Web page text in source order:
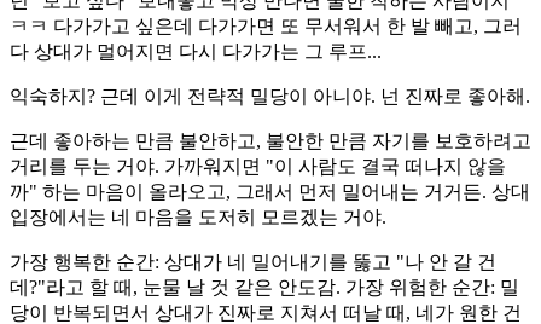
ㅋㅋ 다가가고 싶은데 다가가면 또 무서워서 한 발 빼고, 그러
다 상대가 멀어지면 다시 다가가는 그 루프...
익숙하지? 근데 이게 전략적 밀당이 아니야. 넌 진짜로 좋아해.
근데 좋아하는 만큼 불안하고, 불안한 만큼 자기를 보호하려고
거리를 두는 거야. 가까워지면 "이 사람도 결국 떠나지 않을
까" 하는 마음이 올라오고, 그래서 먼저 밀어내는 거거든. 상대
입장에서는 네 마음을 도저히 모르겠는 거야.
가장 행복한 순간: 상대가 네 밀어내기를 뚫고 "나 안 갈 건
데?"라고 할 때, 눈물 날 것 같은 안도감. 가장 위험한 순간: 밀
당이 반복되면서 상대가 진짜로 지쳐서 떠날 때, 네가 원한 건